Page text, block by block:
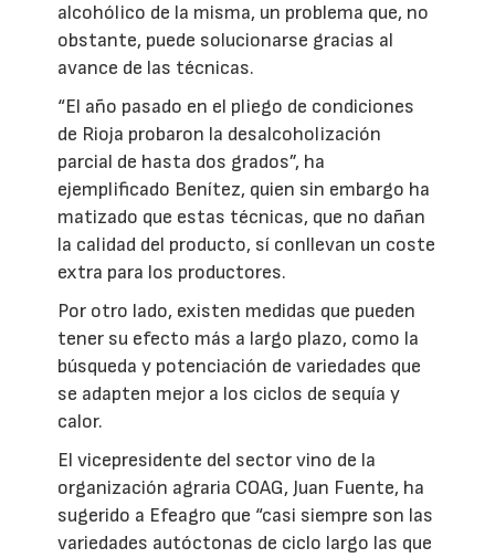
alcohólico de la misma, un problema que, no
obstante, puede solucionarse gracias al
avance de las técnicas.
“El año pasado en el pliego de condiciones
de Rioja probaron la desalcoholización
parcial de hasta dos grados”, ha
ejemplificado Benítez, quien sin embargo ha
matizado que estas técnicas, que no dañan
la calidad del producto, sí conllevan un coste
extra para los productores.
Por otro lado, existen medidas que pueden
tener su efecto más a largo plazo, como la
búsqueda y potenciación de variedades que
se adapten mejor a los ciclos de sequía y
calor.
El vicepresidente del sector vino de la
organización agraria COAG, Juan Fuente, ha
sugerido a Efeagro que “casi siempre son las
variedades autóctonas de ciclo largo las que